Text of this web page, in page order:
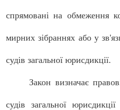
спрямовані на обмеження
мирних зібраннях або у
судів загальної юрисдикції.
Закон визначає
судів загальної